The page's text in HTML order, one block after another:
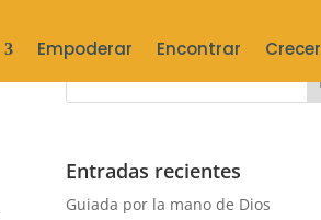
Empoderar Encontrar Crecer
Entradas recientes
Guiada por la mano de Dios